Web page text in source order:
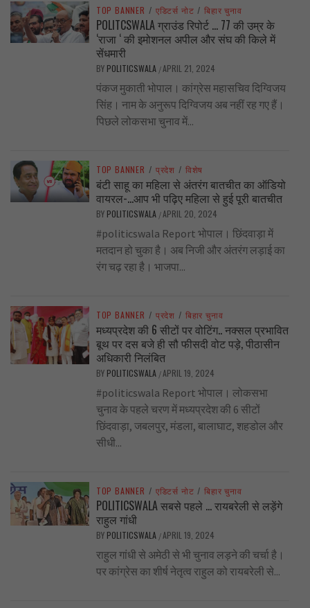
TOP BANNER / एडिटर्स नोट / बिहार चुनाव
POLITCSWALA ग्राउंड रिपोर्ट … 77 की उम्र के
‘राजा ‘ की इमोशनल अपील और संघ की किले में
सेंधमारी
BY POLITICSWALA /APRIL 21, 2024
पंकज मुकाती भोपाल। कांग्रेस महासचिव दिग्विजय
सिंह। नाम के अनुरूप दिग्विजय अब नहीं रह गए हैं।
पिछले लोकसभा चुनाव में...
TOP BANNER / प्रदेश / विशेष
बंटी साहू का महिला से अंतरंग बातचीत का ऑडियो
वायरल-…आप भी पढ़िए महिला से हुई पूरी बातचीत
BY POLITICSWALA /APRIL 20, 2024
#politicswala Report भोपाल। छिंदवाड़ा में
मतदान हो चुका है। अब निजी और अंतरंग लड़ाई का
रंग चढ़ रहा है। भाजपा...
TOP BANNER / प्रदेश / बिहार चुनाव
मध्यप्रदेश की 6 सीटों पर वोटिंग.. नक्सल प्रभावित
बूथ पर दस बजे ही सौ फीसदी वोट पड़े, पीठासीन
अधिकारी निलंबित
BY POLITICSWALA /APRIL 19, 2024
#politicswala Report भोपाल। लोकसभा
चुनाव के पहले चरण में मध्यप्रदेश की 6 सीटों
छिंदवाड़ा, जबलपुर, मंडला, बालाघाट, शहडोल और
सीधी...
TOP BANNER / एडिटर्स नोट / बिहार चुनाव
POLITICSWALA सबसे पहले … रायबरेली से लड़ेंगे
राहुल गांधी
BY POLITICSWALA /APRIL 19, 2024
राहुल गांधी से अमेठी से भी चुनाव लड़ने की चर्चा है।
पर कांग्रेस का शीर्ष नेतृत्व राहुल को रायबरेली से...